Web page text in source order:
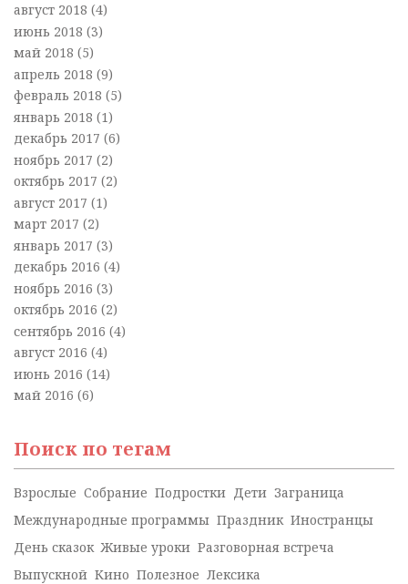
август 2018 (4)
июнь 2018 (3)
май 2018 (5)
апрель 2018 (9)
февраль 2018 (5)
январь 2018 (1)
декабрь 2017 (6)
ноябрь 2017 (2)
октябрь 2017 (2)
август 2017 (1)
март 2017 (2)
январь 2017 (3)
декабрь 2016 (4)
ноябрь 2016 (3)
октябрь 2016 (2)
сентябрь 2016 (4)
август 2016 (4)
июнь 2016 (14)
май 2016 (6)
Поиск по тегам
Взрослые Собрание Подростки Дети Заграница
Международные программы Праздник Иностранцы
День сказок Живые уроки Разговорная встреча
Выпускной Кино Полезное Лексика